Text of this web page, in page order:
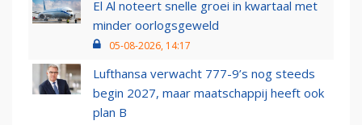
El Al noteert snelle groei in kwartaal met
minder oorlogsgeweld
05-08-2026, 14:17
Lufthansa verwacht 777-9’s nog steeds
begin 2027, maar maatschappij heeft ook
plan B